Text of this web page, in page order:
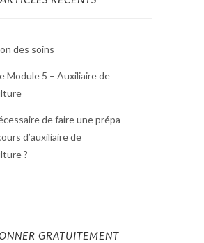
des soins
Module 5 – Auxiliaire de
de faire une prépa
d’auxiliaire de
?
GRATUITEMENT